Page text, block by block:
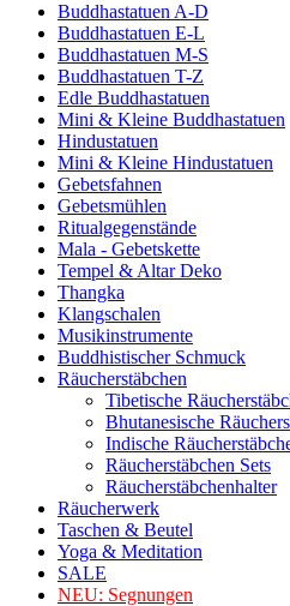
Buddhastatuen A-D
Buddhastatuen E-L
Buddhastatuen M-S
Buddhastatuen T-Z
Edle Buddhastatuen
Mini & Kleine Buddhastatuen
Hindustatuen
Mini & Kleine Hindustatuen
Gebetsfahnen
Gebetsmühlen
Ritualgegenstände
Mala - Gebetskette
Tempel & Altar Deko
Thangka
Klangschalen
Musikinstrumente
Buddhistischer Schmuck
Räucherstäbchen
Tibetische
Bhutanesische
Indische
Räucherstäbchen Sets
Räucherstäbchenhalter
Räucherwerk
Taschen & Beutel
Yoga & Meditation
SALE
NEU: Segnungen